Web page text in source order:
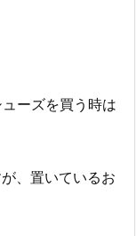
ーズを買う時は
、置いているお